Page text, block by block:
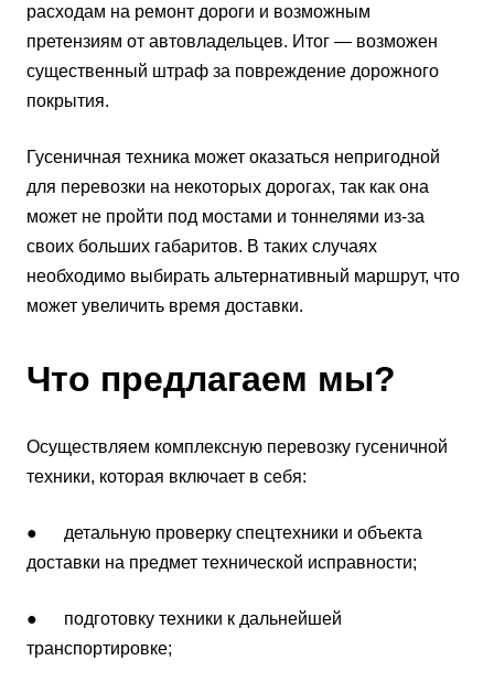
расходам на ремонт дороги и возможным
претензиям от автовладельцев. Итог — возможен
существенный штраф за повреждение дорожного
покрытия.
Гусеничная техника может оказаться непригодной
для перевозки на некоторых дорогах, так как она
может не пройти под мостами и тоннелями из-за
своих больших габаритов. В таких случаях
необходимо выбирать альтернативный маршрут, что
может увеличить время доставки.
Что предлагаем мы?
Осуществляем комплексную перевозку гусеничной
техники, которая включает в себя:
● детальную проверку спецтехники и объекта
доставки на предмет технической исправности;
● подготовку техники к дальнейшей
транспортировке;